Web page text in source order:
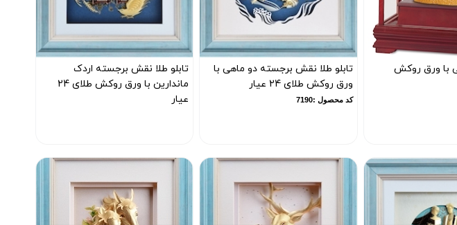
با ورق روکش
تابلو طلا نقش برجسته دو ماهی با
ورق روکش طلای 24 عیار
کد محصول :7190
تابلو طلا نقش برجسته اردک
ماندارین با ورق روکش طلای 24
عیار